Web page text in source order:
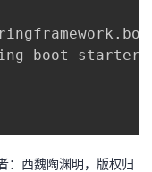
boot-starter-
西魏陶渊明，版权归